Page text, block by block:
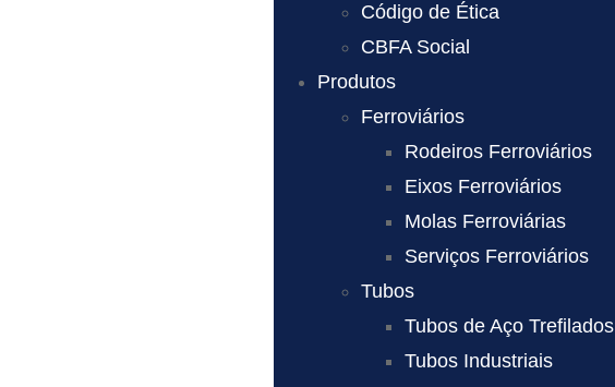
Código de Ética
CBFA Social
Produtos
Ferroviários
Rodeiros Ferroviários
Eixos Ferroviários
Molas Ferroviárias
Serviços Ferroviários
Tubos
Tubos de Aço Trefilados
Tubos Industriais